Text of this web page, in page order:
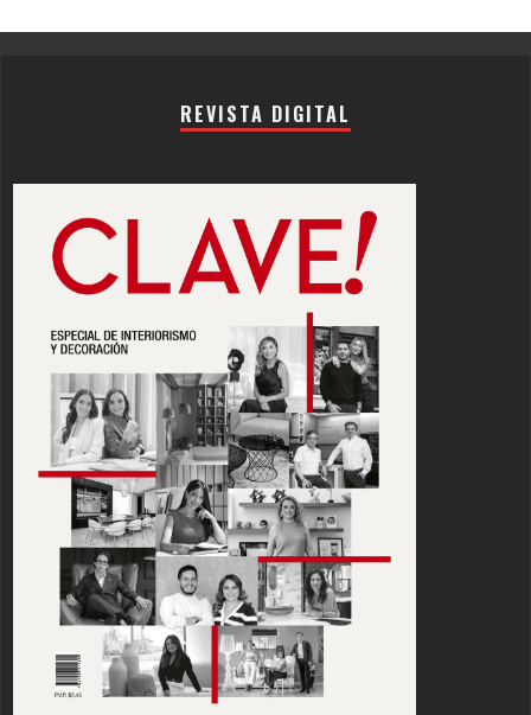
REVISTA DIGITAL